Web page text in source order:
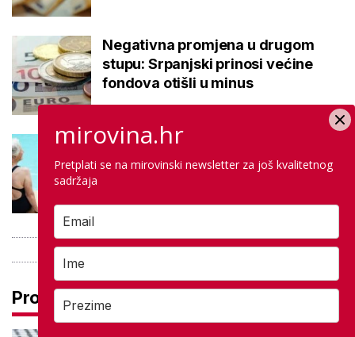
Negativna promjena u drugom
stupu: Srpanjski prinosi većine
fondova otišli u minus
Kupanje u ovom gradu i sutra
besplatno: Građani se mogu
Pročitaj još
mirovina.hr
Pretplati se na mirovinski newsletter za još kvalitetnog
sadržaja